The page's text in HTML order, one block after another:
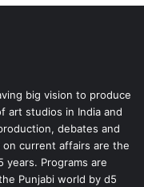
big vision to produce
art studios in India and
debates and
current affairs are the
Programs are
Punjabi world by d5